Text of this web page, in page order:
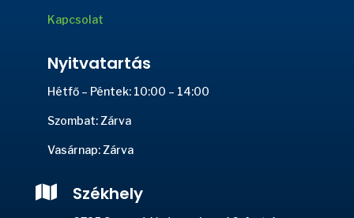
Kapcsolat
Nyitvatartás
Hétfő – Péntek: 10:00 – 14:00
Szombat: Zárva
Vasárnap: Zárva
 Székhely